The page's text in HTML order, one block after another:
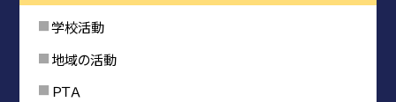
学校活動
地域の活動
ＰＴＡ